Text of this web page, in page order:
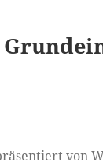
von